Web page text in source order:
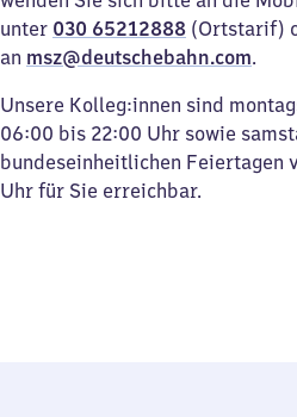
unter 030 65212888 (Ortstarif)
an msz@deutschebahn.com.
Unsere Kolleg:innen sind
06:00 bis 22:00 Uhr sowie
bundeseinheitlichen Feiertagen
Uhr für Sie erreichbar.